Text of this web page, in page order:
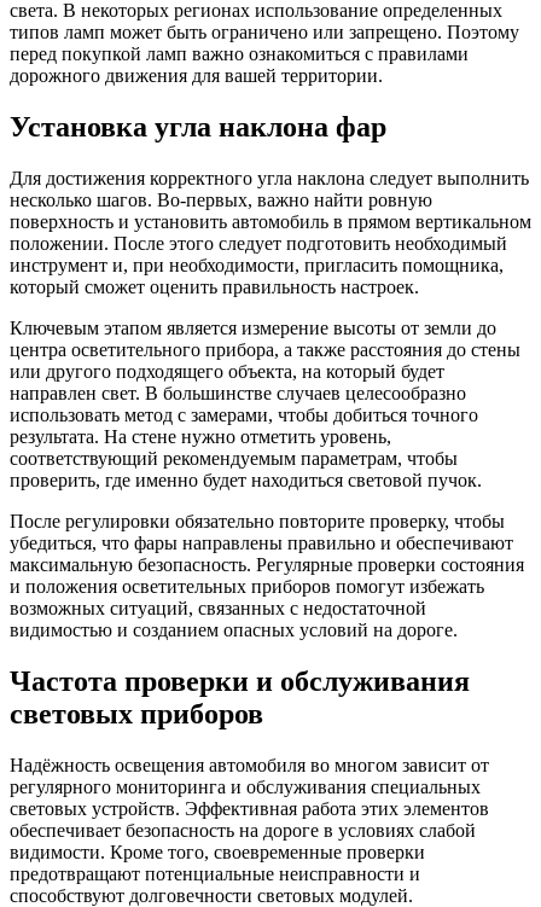
света. В некоторых регионах использование определенных
типов ламп может быть ограничено или запрещено. Поэтому
перед покупкой ламп важно ознакомиться с правилами
дорожного движения для вашей территории.
Установка угла наклона фар
Для достижения корректного угла наклона следует выполнить
несколько шагов. Во-первых, важно найти ровную
поверхность и установить автомобиль в прямом вертикальном
положении. После этого следует подготовить необходимый
инструмент и, при необходимости, пригласить помощника,
который сможет оценить правильность настроек.
Ключевым этапом является измерение высоты от земли до
центра осветительного прибора, а также расстояния до стены
или другого подходящего объекта, на который будет
направлен свет. В большинстве случаев целесообразно
использовать метод с замерами, чтобы добиться точного
результата. На стене нужно отметить уровень,
соответствующий рекомендуемым параметрам, чтобы
проверить, где именно будет находиться световой пучок.
После регулировки обязательно повторите проверку, чтобы
убедиться, что фары направлены правильно и обеспечивают
максимальную безопасность. Регулярные проверки состояния
и положения осветительных приборов помогут избежать
возможных ситуаций, связанных с недостаточной
видимостью и созданием опасных условий на дороге.
Частота проверки и обслуживания
световых приборов
Надёжность освещения автомобиля во многом зависит от
регулярного мониторинга и обслуживания специальных
световых устройств. Эффективная работа этих элементов
обеспечивает безопасность на дороге в условиях слабой
видимости. Кроме того, своевременные проверки
предотвращают потенциальные неисправности и
способствуют долговечности световых модулей.